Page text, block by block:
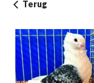
Terug